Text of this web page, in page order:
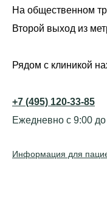
На общественном
Второй выход из
Рядом с клиникой
+7 (495) 120-33-85
Ежедневно с 9:00
Информация для